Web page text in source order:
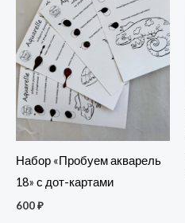
Набор «Пробуем акварель
18» с дот-картами
600₽